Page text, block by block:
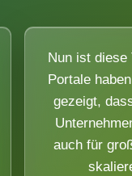
Nun ist diese
Portale
gezeigt,
auch für